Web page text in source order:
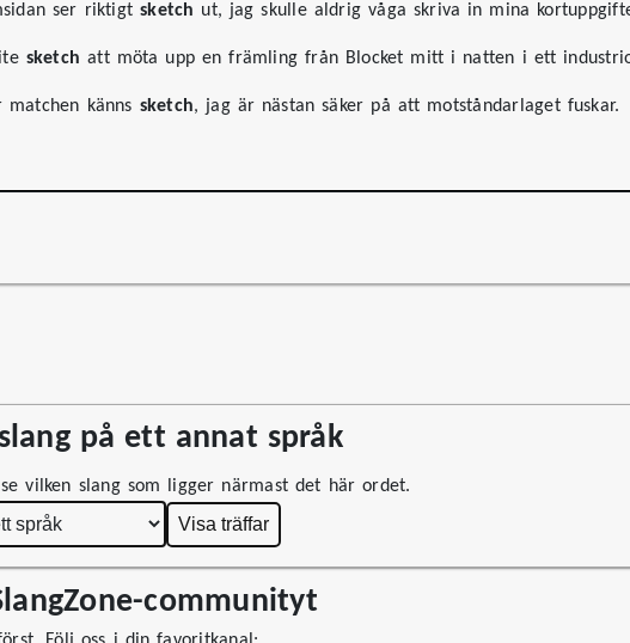
ser riktigtsketch ut, jag skulle aldrig våga skriva in mina
sketch att möta upp en främling från Blocket mitt i natten i ett
matchen känns sketch, jag är nästan säker på att motståndarlaget fuskar.
på ett annat språk
vilken slang som ligger närmast det här ordet.
Visa träffar
communityt